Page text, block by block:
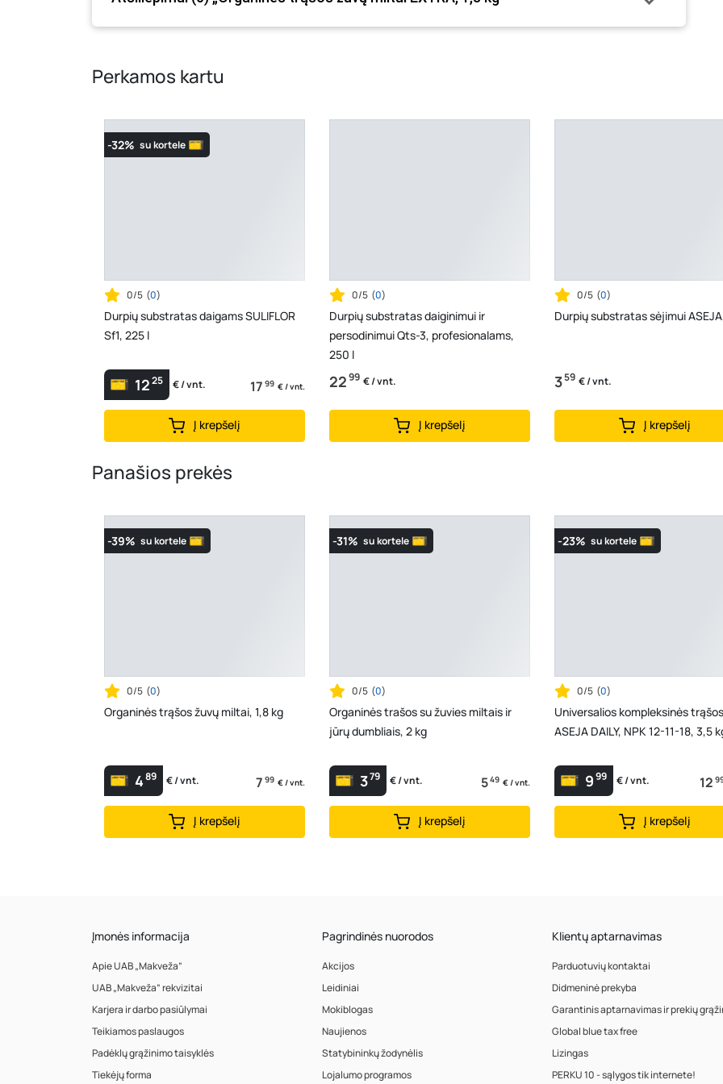
Perkamos kartu
-32% su kortele
0/5 (0)
Durpių substratas daigams SULIFLOR
Sf1, 225 l
1225 € / vnt. 17 99 € / vnt.
Į krepšelį
0/5 (0)
Durpių substratas daiginimui ir
persodinimui Qts-3, profesionalams,
250 l
2299 € / vnt.
Į krepšelį
0/5 (0)
Durpių substratas sėjimui
359 € / vnt.
Į krepšelį
Panašios prekės
-39% su kortele
0/5 (0)
Organinės trąšos žuvų miltai, 1,8 kg
489 € / vnt. 7 99 € / vnt.
Į krepšelį
-31% su kortele
0/5 (0)
Organinės trašos su žuvies miltais ir
jūrų dumbliais, 2 kg
379 € / vnt. 549 € / vnt.
Į krepšelį
-23% su kortele
0/5 (0)
Universalios kompleksinės trąšos
ASEJA DAILY, NPK 12-11-18, 3,5
999 € / vnt. 12
Į krepšelį
Įmonės informacija
Apie UAB „Makveža”
UAB „Makveža” rekvizitai
Karjera ir darbo pasiūlymai
Teikiamos paslaugos
Padėklų grąžinimo taisyklės
Tiekėjų forma
Pagrindinės nuorodos
Akcijos
Leidiniai
Mokiblogas
Naujienos
Statybininkų žodynėlis
Lojalumo programos
Klientų aptarnavimas
Parduotuvių kontaktai
Didmeninė prekyba
Garantinis aptarnavimas ir prekių
Global blue tax free
Lizingas
PERKU 10 - sąlygos tik internete!